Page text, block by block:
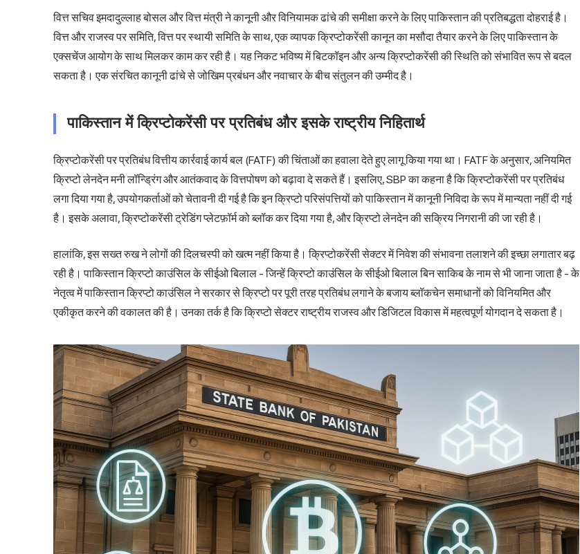
वित्त सचिव इमदादुल्लाह बोसल और वित्त मंत्री ने कानूनी और विनियामक ढांचे की समीक्षा करने के लिए पाकिस्तान की प्रतिबद्धता दोहराई है।
वित्त और राजस्व पर समिति, वित्त पर स्थायी समिति के साथ, एक व्यापक क्रिप्टोकरेंसी कानून का मसौदा तैयार करने के लिए पाकिस्तान के
एक्सचेंज आयोग के साथ मिलकर काम कर रही है। यह निकट भविष्य में बिटकॉइन और अन्य क्रिप्टोकरेंसी की स्थिति को संभावित रूप से बदल
सकता है। एक संरचित कानूनी ढांचे से जोखिम प्रबंधन और नवाचार के बीच संतुलन की उम्मीद है।
पाकिस्तान में क्रिप्टोकरेंसी पर प्रतिबंध और इसके राष्ट्रीय निहितार्थ
क्रिप्टोकरेंसी पर प्रतिबंध वित्तीय कार्रवाई कार्य बल (FATF) की चिंताओं का हवाला देते हुए लागू किया गया था। FATF के अनुसार, अनियमित
क्रिप्टो लेनदेन मनी लॉन्ड्रिंग और आतंकवाद के वित्तपोषण को बढ़ावा दे सकते हैं। इसलिए, SBP का कहना है कि क्रिप्टोकरेंसी पर प्रतिबंध
लगा दिया गया है, उपयोगकर्ताओं को चेतावनी दी गई है कि इन क्रिप्टो परिसंपत्तियों को पाकिस्तान में कानूनी निविदा के रूप में मान्यता नहीं दी गई
है। इसके अलावा, क्रिप्टोकरेंसी ट्रेडिंग प्लेटफ़ॉर्म को ब्लॉक कर दिया गया है, और क्रिप्टो लेनदेन की सक्रिय निगरानी की जा रही है।
हालांकि, इस सख्त रुख ने लोगों की दिलचस्पी को खत्म नहीं किया है। क्रिप्टोकरेंसी सेक्टर में निवेश की संभावना तलाशने की इच्छा लगातार बढ़
रही है। पाकिस्तान क्रिप्टो काउंसिल के सीईओ बिलाल - जिन्हें क्रिप्टो काउंसिल के सीईओ बिलाल बिन साकिब के नाम से भी जाना जाता है - के
नेतृत्व में पाकिस्तान क्रिप्टो काउंसिल ने सरकार सेक्रिप्टो पर पूरी तरह प्रतिबंधलगाने के बजाय ब्लॉकचेन समाधानों को विनियमित और
एकीकृत करने की वकालत की है। उनका तर्क है कि क्रिप्टो सेक्टर राष्ट्रीय राजस्व और डिजिटल विकास में महत्वपूर्ण योगदान दे सकता है।